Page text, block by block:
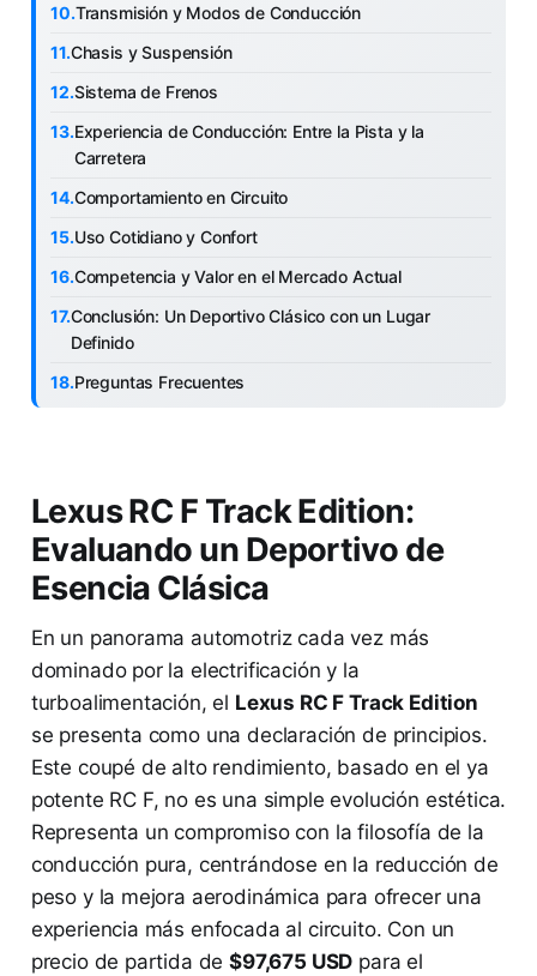
Transmisión y Modos de Conducción
Chasis y Suspensión
Sistema de Frenos
Experiencia de Conducción: Entre la Pista y la
Carretera
Comportamiento en Circuito
Uso Cotidiano y Confort
Competencia y Valor en el Mercado Actual
Conclusión: Un Deportivo Clásico con un Lugar
Definido
Preguntas Frecuentes
Lexus RC F Track Edition:
Evaluando un Deportivo de
Esencia Clásica
En un panorama automotriz cada vez más
dominado por la electrificación y la
turboalimentación, el Lexus RC F Track Edition
se presenta como una declaración de principios.
Este coupé de alto rendimiento, basado en el ya
potente RC F, no es una simple evolución estética.
Representa un compromiso con la filosofía de la
conducción pura, centrándose en la reducción de
peso y la mejora aerodinámica para ofrecer una
experiencia más enfocada al circuito. Con un
precio de partida de$97,675 USD para el